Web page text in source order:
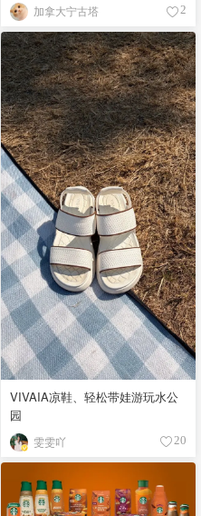
加拿大宁古塔 2
VIVAIA凉鞋、轻松带娃游玩水公
园
雯雯吖 20